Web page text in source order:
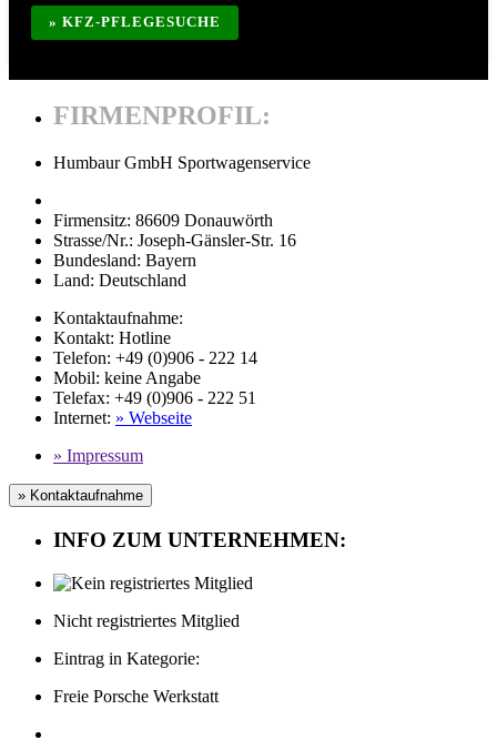
» KFZ-PFLEGESUCHE
FIRMENPROFIL:
Humbaur GmbH Sportwagenservice
Firmensitz: 86609 Donauwörth
Strasse/Nr.: Joseph-Gänsler-Str. 16
Bundesland: Bayern
Land: Deutschland
Kontaktaufnahme:
Kontakt: Hotline
Telefon: +49 (0)906 - 222 14
Mobil: keine Angabe
Telefax: +49 (0)906 - 222 51
Internet: » Webseite
» Impressum
» Kontaktaufnahme
INFO ZUM UNTERNEHMEN:
Nicht registriertes Mitglied
Eintrag in Kategorie:
Freie Porsche Werkstatt